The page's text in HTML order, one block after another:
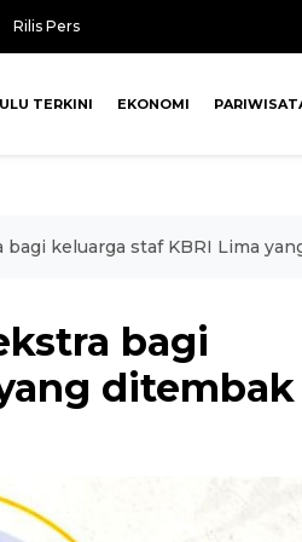
Rilis Pers
TERKINI EKONOMI
keluarga staf KBRI Lima
bagi
ditembak